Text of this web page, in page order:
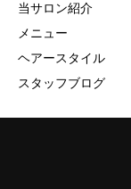
当サロン紹介
メニュー
ヘアースタイル
スタッフブログ